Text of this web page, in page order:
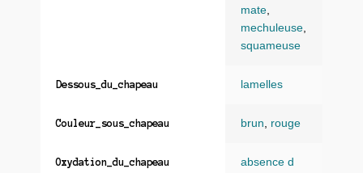
mate,
mechuleuse,
squameuse
Dessous_du_chapeau lamelles
Couleur_sous_chapeau brun, rouge
Oxydation_du_chapeau
absence d